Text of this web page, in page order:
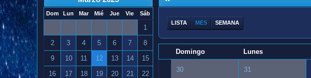
Dom Lun Mar Mié Jue Vie Sáb
1
2
3 4 5 6 7
8
9
10 11 12 13 14
15
16
17 18 19 20 21
22
LISTA MES SEMANA
Domingo Lunes
30 31